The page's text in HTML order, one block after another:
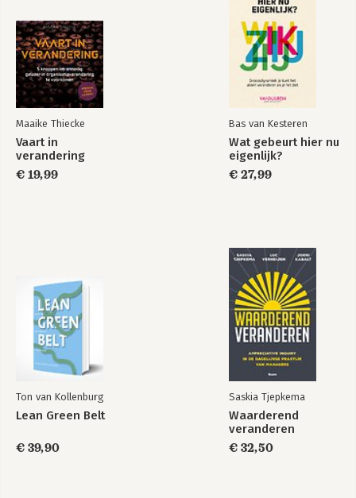
Cultuurdingetje hè
Doe anders even
anders
Bekijk alle boeken
Maaike Thiecke
Vaart in
verandering
€ 19,99
Bas van Kesteren
Wat gebeurt hier nu
eigenlijk?
€ 27,99
Ton van Kollenburg
Lean Green Belt
€ 39,90
Saskia Tjepkema
Waarderend
veranderen
€ 32,50